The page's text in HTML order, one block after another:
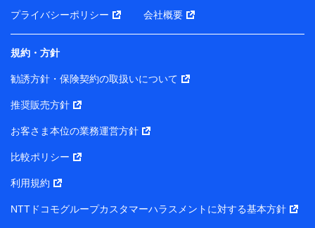
前に取得した個人データは、こちら の利用目的の範囲内
当社は株式会社NTTドコモ・フィナンシャルグループ
との間で、以下のとおり個人データを共同利用しま
す。
【共同して利用される利用データの項目】
当社または株式会社NTTドコモ・フィナンシャルグルー
の個人データ
基本情報
性、連絡先、dポイントサービスのご利用に関する情報。例
プライバシーポリシー 会社概要
規約・方針
勧誘方針・保険契約の取扱いについて
推奨販売方針
お客さま本位の業務運営方針
比較ポリシー
利用規約
NTTドコモグループカスタマーハラスメントに対する基本方針